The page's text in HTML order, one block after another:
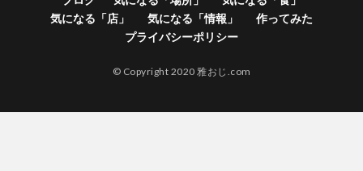
気になる「店」
気になる「情報」
作ってみた
プライバシーポリシー
© Copyright 2020 雅おじ.com